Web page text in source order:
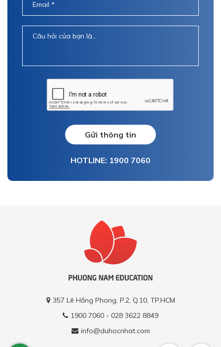
Gửi thông tin
HOTLINE: 1900 7060
357 Lê Hồng Phong, P.2, Q.10, TP.HCM
1900 7060 - 028 3622 8849
info@duhocnhat.com